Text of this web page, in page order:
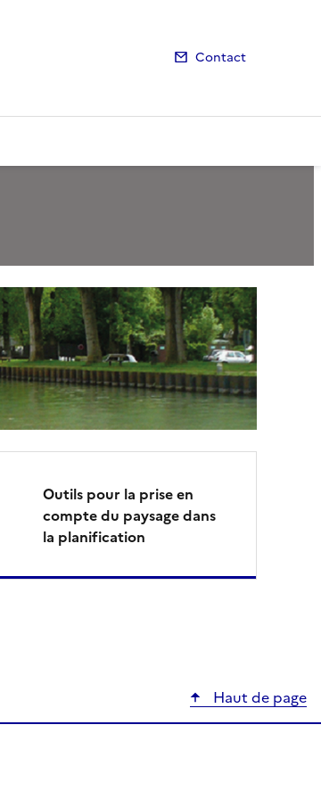
Contact
Outils pour la prise en
compte du paysage dans
la planification
Haut de page